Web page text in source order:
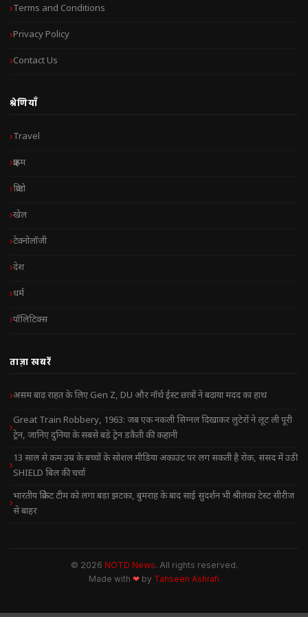
Terms and Conditions
Privacy Policy
Contact Us
श्रेणियाँ
Travel
क्राइम
क्रिप्टो
खेल
टेक्नोलॉजी
देश
धर्म
पॉलिटिक्स
ताज़ा खबरें
असम बाढ़ राहत के लिए Gen Z, DU और नॉर्थ ईस्ट छात्रों ने बढ़ाया मदद का हाथ
Great Train Robbery, 1963: जब एक नकली सिग्नल दिखाकर लुटेरों ने लूट ली पूरी
ट्रेन, जानिए दुनिया के सबसे बड़े ट्रेन डकैती की कहानी
13 साल से कम उम्र के बच्चों के सोशल मीडिया अकाउंट पर लग सकती है रोक, संसद में उठी
SHIELD बिल की चर्चा
भारतीय क्रिकेट टीम को लगा बड़ा झटका, बुमराह के बाद साई सुदर्शन भी श्रीलंका टेस्ट सीरीज
से बाहर
© 2026 NOTD News. All rights reserved.
Made with ❤ by Tahseen Ashrafi